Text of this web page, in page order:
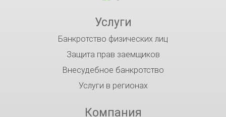
Услуги
Банкротство физических лиц
Защита прав заемщиков
Внесудебное банкротство
Услуги в регионах
Компания